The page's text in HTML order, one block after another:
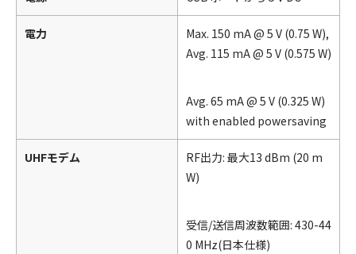
電力
Max. 150 mA @ 5 V (0.75 W),
Avg. 115 mA @ 5 V (0.575 W)
Avg. 65 mA @ 5 V (0.325 W)
with enabled powersaving
UHFモデム
RF出力: 最大13 dBm (20 m
W)
受信/送信周波数範囲: 430-44
0 MHz(日本仕様)